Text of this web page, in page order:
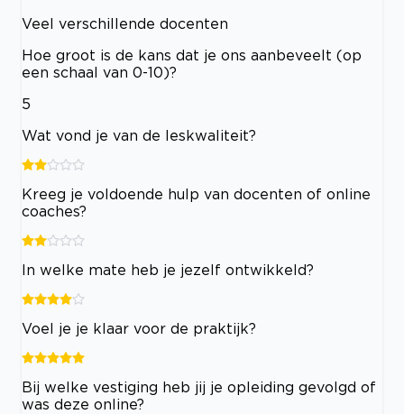
Veel verschillende docenten
Hoe groot is de kans dat je ons aanbeveelt (op
een schaal van 0-10)?
5
Wat vond je van de leskwaliteit?
Kreeg je voldoende hulp van docenten of online
coaches?
In welke mate heb je jezelf ontwikkeld?
Voel je je klaar voor de praktijk?
Bij welke vestiging heb jij je opleiding gevolgd of
was deze online?